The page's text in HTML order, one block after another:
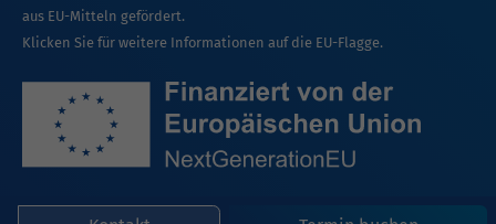
aus EU-Mitteln gefördert.
Klicken Sie für weitere Informationen auf die EU-Flagge.